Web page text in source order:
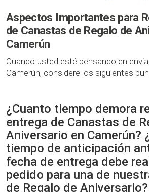
Aspectos Importantes para
de Canastas de Regalo de
Camerún
Cuando usted esté pensando en
Camerún, considere los siguientes
¿Cuanto tiempo demora
entrega de Canastas de
Aniversario en Camerún?
tiempo de anticipación
fecha de entrega debe
pedido para una de
de Regalo de Aniversario?